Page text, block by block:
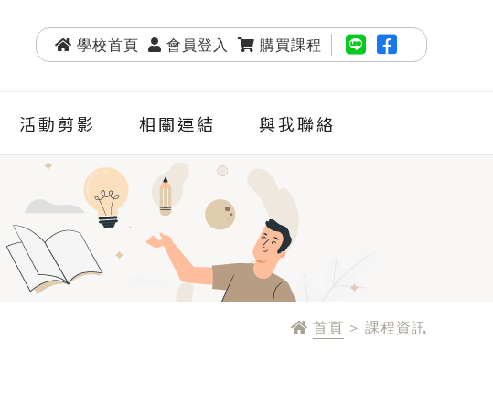
學校首頁 會員登入 購買課程
活動剪影 相關連結 與我聯絡
首頁 > 課程資訊